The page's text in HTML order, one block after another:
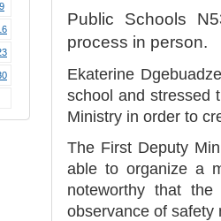
9
Public Schools
process in person.
Ekaterine
school and stressed
Ministry in order to
The First Deputy
able to organize a
noteworthy that
observance of safety